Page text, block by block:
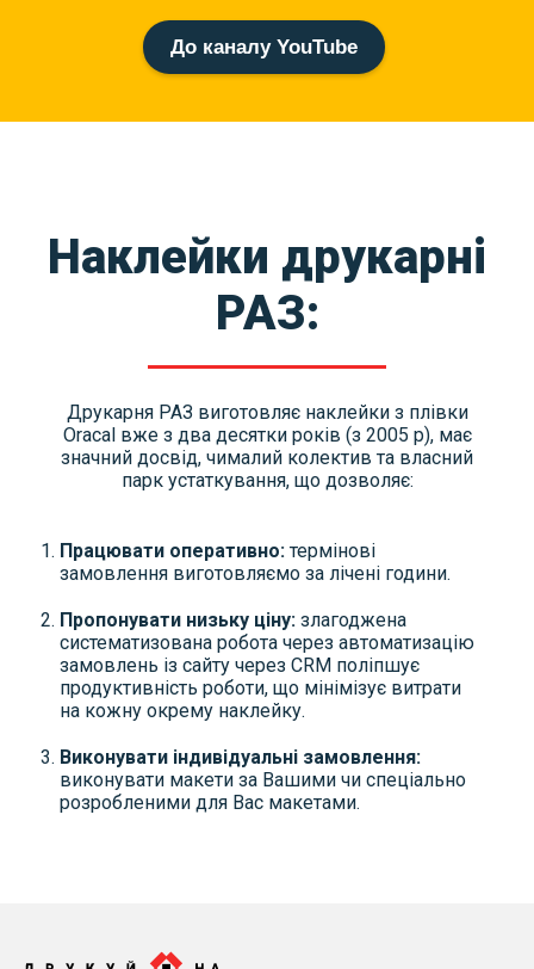
До каналу YouTube
Наклейки друкарні
РАЗ:
Друкарня РАЗ виготовляє наклейки з плівки
Oracal вже з два десятки років (з 2005 р), має
значний досвід, чималий колектив та власний
парк устаткування, що дозволяє:
Працювати оперативно: термінові
замовлення виготовляємо за лічені години.
Пропонувати низьку ціну: злагоджена
систематизована робота через автоматизацію
замовлень із сайту через CRM поліпшує
продуктивність роботи, що мінімізує витрати
на кожну окрему наклейку.
Виконувати індивідуальні замовлення:
виконувати макети за Вашими чи спеціально
розробленими для Вас макетами.